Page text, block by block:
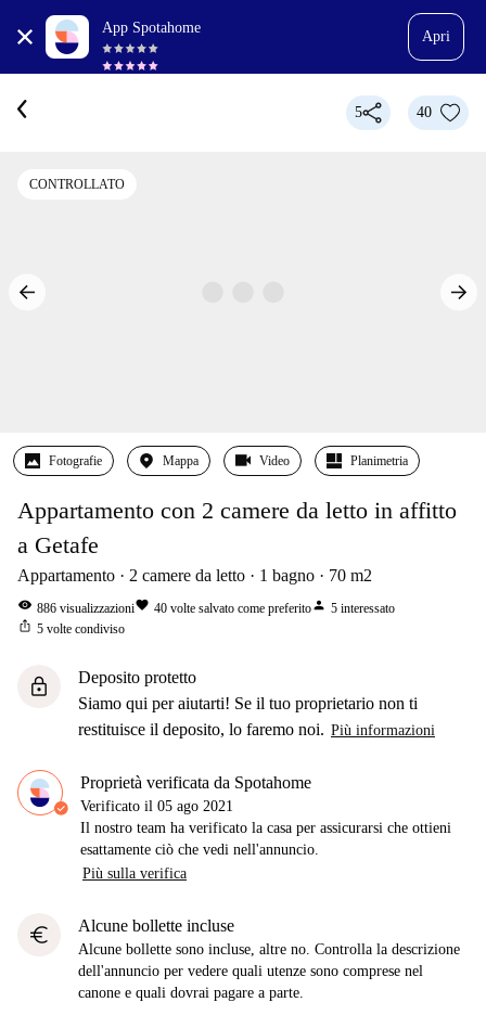
App Spotahome
Apri
5 40
CONTROLLATO
Fotografie Mappa Video Planimetria
Appartamento con 2 camere da letto in affitto
a Getafe
Appartamento 2 camere da letto 1 bagno 70 m2
visibility 886 visualizzazionifavorite 40 volte salvato come preferitoperson 5 interessato
ios_share 5 volte condiviso
lock
Deposito protetto
Siamo qui per aiutarti! Se il tuo proprietario non ti
restituisce il deposito, lo faremo noi. Più informazioni
Proprietà verificata da Spotahome
Verificato il 05 ago 2021
Il nostro team ha verificato la casa per assicurarsi che ottieni
esattamente ciò che vedi nell'annuncio.
Più sulla verifica
euro Alcune bollette incluse
Alcune bollette sono incluse, altre no. Controlla la descrizione
dell'annuncio per vedere quali utenze sono comprese nel
canone e quali dovrai pagare a parte.